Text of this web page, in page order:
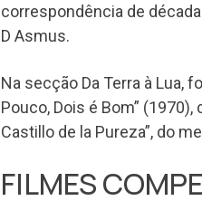
correspondência de
D Asmus.
Na secção Da Terra à Lua,
Pouco, Dois é Bom”
Castillo de la Pureza”, do
FILMES